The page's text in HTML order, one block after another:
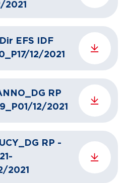
2021
EFS IDF
12/2021
RP
12/2021
RP -
2021